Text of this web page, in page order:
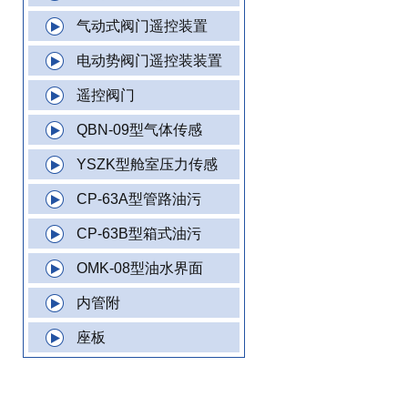
气动式阀门遥控装置
电动势阀门遥控装装置
遥控阀门
QBN-09型气体传感
YSZK型舱室压力传感
CP-63A型管路油污
CP-63B型箱式油污
OMK-08型油水界面
内管附
座板